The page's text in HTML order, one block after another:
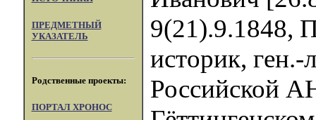
ПРЕДМЕТНЫЙ
УКАЗАТЕЛЬ
Родственные проекты:
ПОРТАЛ XPOHOC
9(21).9.1848,
историк, ген.-
Российской